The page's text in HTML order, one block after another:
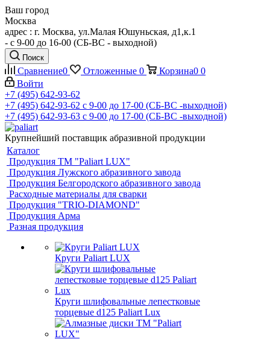
Ваш город
Москва
адрес : г. Москва, ул.Малая Юшуньская, д1,к.1
- c 9-00 до 16-00 (СБ-ВС - выходной)
Поиск
Сравнение0 Отложенные 0 Корзина0 0
Войти
+7 (495) 642-93-62
+7 (495) 642-93-62 c 9-00 до 17-00 (СБ-ВС -выходной)
+7 (495) 642-93-63 c 9-00 до 17-00 (СБ-ВС -выходной)
Крупнейший поставщик абразивной продукции
Каталог
Продукция ТМ "Paliart LUX"
Продукция Лужского абразивного завода
Продукция Белгородского абразивного завода
Расходные материалы для сварки
Продукция "TRIO-DIAMOND"
Продукция Арма
Разная продукция
Круги Paliart LUX
Круги шлифовальные лепестковые
торцевые d125 Paliart Lux